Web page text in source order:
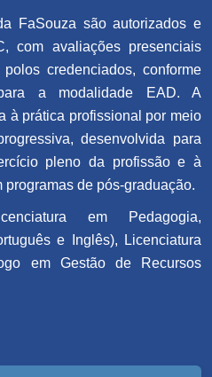
FaSouza são autorizados e
com avaliações presenciais
credenciados, conforme
a modalidade EAD. A
à prática profissional por meio
desenvolvida para
pleno da profissão e à
de pós-graduação.
em Pedagogia,
e Inglês), Licenciatura
em Gestão de Recursos